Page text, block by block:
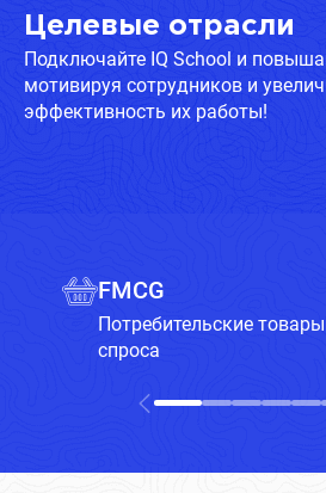
Целевые отрасли
Подключайте IQ School и
мотивируя сотрудников и
эффективность их работы!
FMCG
Потребительские
спроса